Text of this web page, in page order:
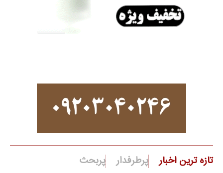
تازه ترین اخبار پرطرفدار پربحث